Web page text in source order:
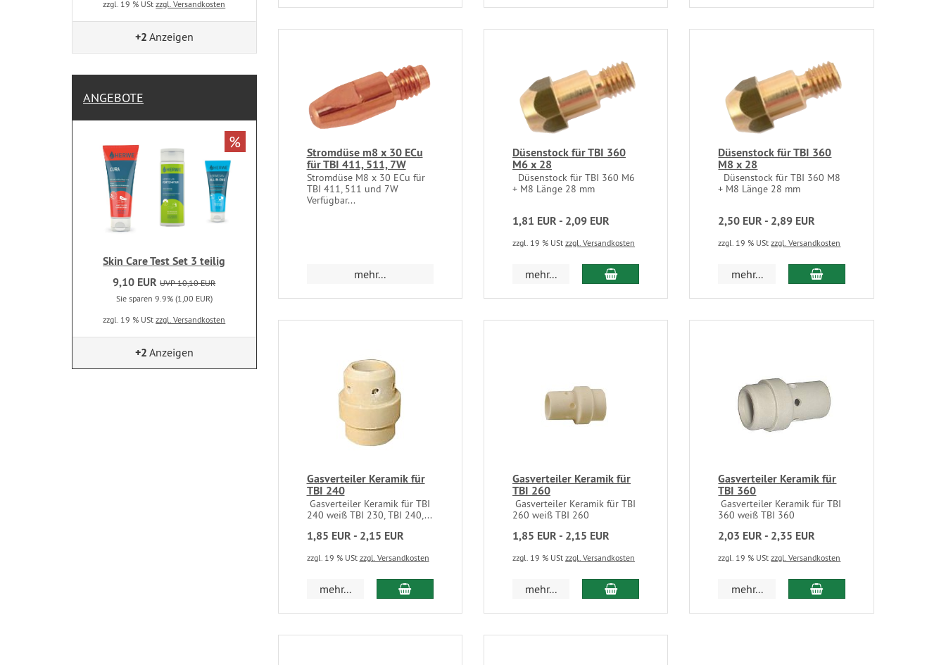
Stromdüse m8 x 30 ECu
für TBI 411, 511, 7W
Stromdüse M8 x 30 ECu für
TBI 411, 511 und 7W
Verfügbar...
mehr...
Düsenstock für TBI 360
M6 x 28
Düsenstock für TBI 360 M6
+ M8 Länge 28 mm
1,81 EUR - 2,09 EUR
zzgl. 19 % USt zzgl. Versandkosten
mehr...
Düsenstock für TBI 360
M8 x 28
Düsenstock für TBI 360 M8
+ M8 Länge 28 mm
2,50 EUR - 2,89 EUR
zzgl. 19 % UStzzgl. Versandkosten
mehr...
Gasverteiler Keramik für
TBI 240
Gasverteiler Keramik für TBI
240 weiß TBI 230, TBI 240,...
1,85 EUR - 2,15 EUR
zzgl. 19 % USt zzgl. Versandkosten
mehr...
Gasverteiler Keramik für
TBI 260
Gasverteiler Keramik für TBI
260 weiß TBI 260
1,85 EUR - 2,15 EUR
zzgl. 19 % USt zzgl. Versandkosten
mehr...
Gasverteiler Keramik für
TBI 360
Gasverteiler Keramik für TBI
360 weiß TBI 360
2,03 EUR - 2,35 EUR
zzgl. 19 % UStzzgl. Versandkosten
mehr...
zzgl. 19 % UStzzgl. Versandkosten
+2 Anzeigen
ANGEBOTE
Skin Care Test Set 3 teilig
9,10 EUR UVP 10,10 EUR
Sie sparen 9.9% (1,00 EUR)
zzgl. 19 % UStzzgl. Versandkosten
%
+2 Anzeigen